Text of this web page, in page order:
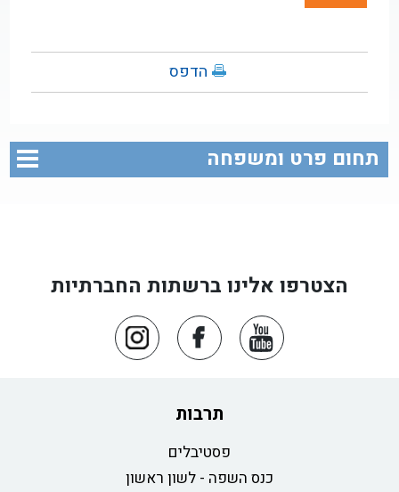
הדפס
תחום פרט ומשפחה
הצטרפו אלינו ברשתות החברתיות
תרבות
פסטיבלים
כנס השפה - לשון ראשון